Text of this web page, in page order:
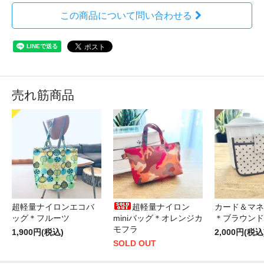
この商品について問い合わせる
売れ筋商品
超軽量ナイロンエコバ
ッグ＊フルーツ
1,900円(税込)
超軽量ナイロン
miniバッグ＊オレンジカ
モフラ
SOLD OUT
カード＆マ
＊ブラウン
2,000円(税